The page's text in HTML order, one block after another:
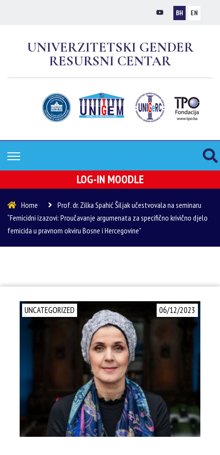
BH EN
UNIVERZITETSKI GENDER
RESURSNI CENTAR
LOG-IN MOODLE
Home
Prof. dr. Zilka Spahić Šiljak učestvovala na seminaru
“Femicidni izazovi: Proučavanje argumenata za specifično krivično djelo
femicida u pravnom okviru Bosne i Hercegovine”
06/12/2023
UNCATEGORIZED